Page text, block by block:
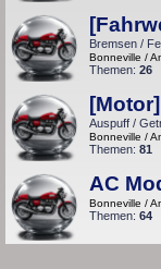
Bremsen /
Bonneville /
Themen: 26
[Motor]
Auspuff /
Bonneville /
Themen: 81
AC
Bonneville /
Themen: 64